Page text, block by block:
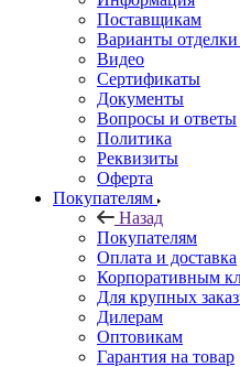
Поставщикам
Варианты
Видео
Сертификаты
Документы
Вопросы и ответы
Политика
Реквизиты
Оферта
Покупателям
Назад
Покупателям
Оплата и доставка
Корпоративным
Для крупных
Дилерам
Оптовикам
Гарантия на товар